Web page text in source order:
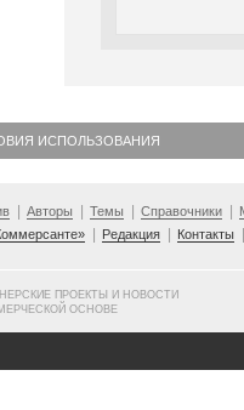
ИСПОЛЬЗОВАНИЯ
Авторы Темы Справочники
Редакция Контакты
ПРОЕКТЫ И НОВОСТИ
ОСНОВЕ